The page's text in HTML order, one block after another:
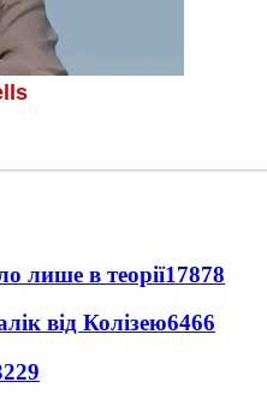
лише в теорії17878
від Колізею6466